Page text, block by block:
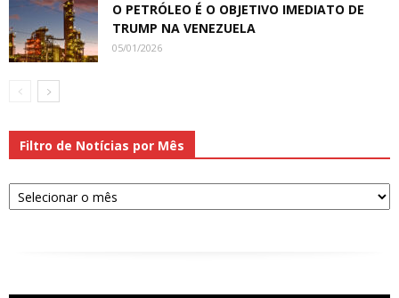
O PETRÓLEO É O OBJETIVO IMEDIATO DE
TRUMP NA VENEZUELA
05/01/2026
Filtro de Notícias por Mês
de
Mês